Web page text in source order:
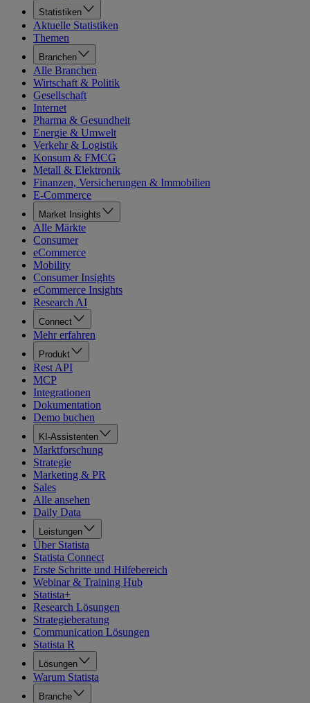
Statistiken
Aktuelle Statistiken
Themen
Branchen
Alle Branchen
Wirtschaft & Politik
Gesellschaft
Internet
Pharma & Gesundheit
Energie & Umwelt
Verkehr & Logistik
Konsum & FMCG
Metall & Elektronik
Finanzen, Versicherungen & Immobilien
E-Commerce
Market Insights
Alle Märkte
Consumer
eCommerce
Mobility
Consumer Insights
eCommerce Insights
Research AI
Connect
Mehr erfahren
Produkt
Rest API
MCP
Integrationen
Dokumentation
Demo buchen
KI-Assistenten
Marktforschung
Strategie
Marketing & PR
Sales
Alle ansehen
Daily Data
Leistungen
Über Statista
Statista Connect
Erste Schritte und Hilfebereich
Webinar & Training Hub
Statista+
Research Lösungen
Strategieberatung
Communication Lösungen
Statista R
Lösungen
Warum Statista
Branche